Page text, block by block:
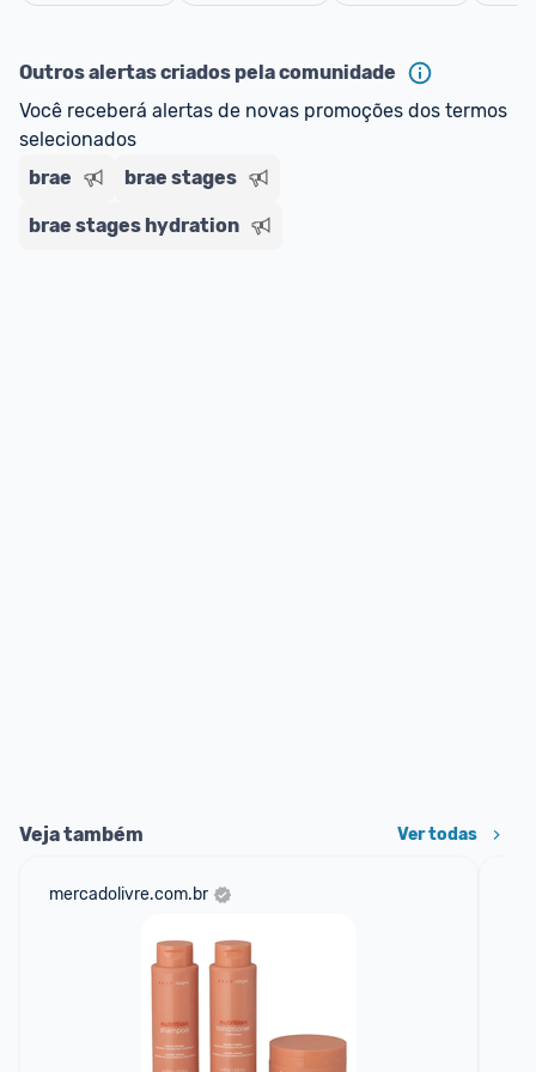
E lembre-se: você sempre pode contar ajuda da
comunidade para tirar dúvidas ou acionar os
nossos Admins marcando
comentário ou através do
Outros alertas criados pela comunidade
Você receberá alertas de novas promoções dos termos
selecionados
brae
brae stages
brae stages hydration
Veja também Ver todas
mercadolivre.com.br